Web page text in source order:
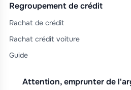
Regroupement de crédit
Rachat de crédit
Rachat crédit voiture
Guide
Attention, emprunter de